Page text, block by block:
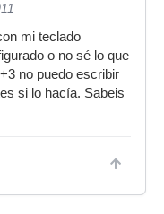
mi teclado
o no sé lo que
no puedo escribir
si lo hacía. Sabeis